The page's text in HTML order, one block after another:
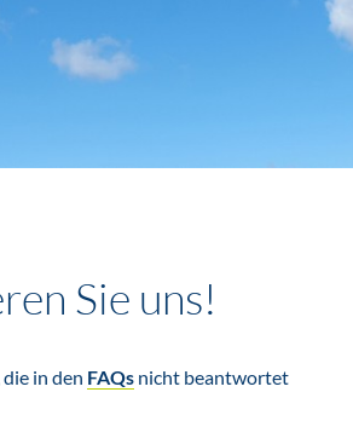
Sie uns!
die in den FAQs nicht beantwortet